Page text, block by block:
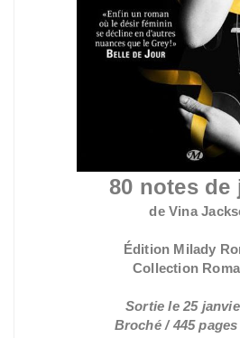
80 notes de
de Vina
Édition Milady
Collection
Sortie le 25
Broché / 445 pages